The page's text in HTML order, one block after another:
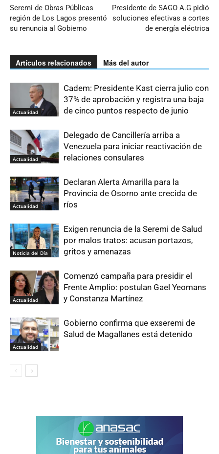
Seremi de Obras Públicas
región de Los Lagos presentó
su renuncia al Gobierno
Presidente de SAGO A.G pidió
soluciones efectivas a cortes
de energía eléctrica
Artículos relacionados Más del autor
Actualidad
Cadem: Presidente Kast cierra julio con
37% de aprobación y registra una baja
de cinco puntos respecto de junio
Actualidad
Delegado de Cancillería arriba a
Venezuela para iniciar reactivación de
relaciones consulares
Actualidad
Declaran Alerta Amarilla para la
Provincia de Osorno ante crecida de
ríos
Noticia del Día
Exigen renuncia de la Seremi de Salud
por malos tratos: acusan portazos,
gritos y amenazas
Actualidad
Comenzó campaña para presidir el
Frente Amplio: postulan Gael Yeomans
y Constanza Martínez
Actualidad
Gobierno confirma que exseremi de
Salud de Magallanes está detenido